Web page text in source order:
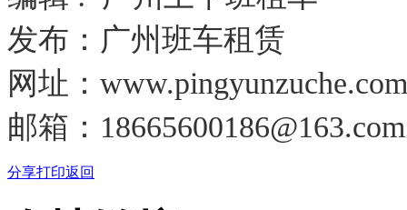
发布：广州班车租赁
网址：www.pingyunzuche.com
邮箱：18665600186@163.com
分享打印返回